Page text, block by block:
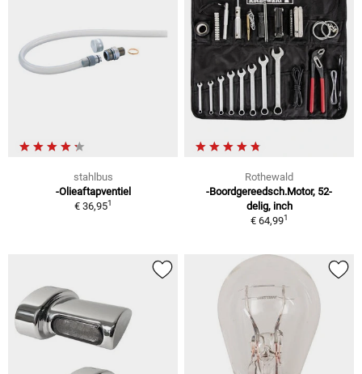
stahlbus
-Olieaftapventiel
€ 36,951
Rothewald
-Boordgereedsch.Motor, 52-
delig, inch
€ 64,991